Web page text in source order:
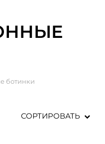
ботинки
СОРТИРОВАТЬ